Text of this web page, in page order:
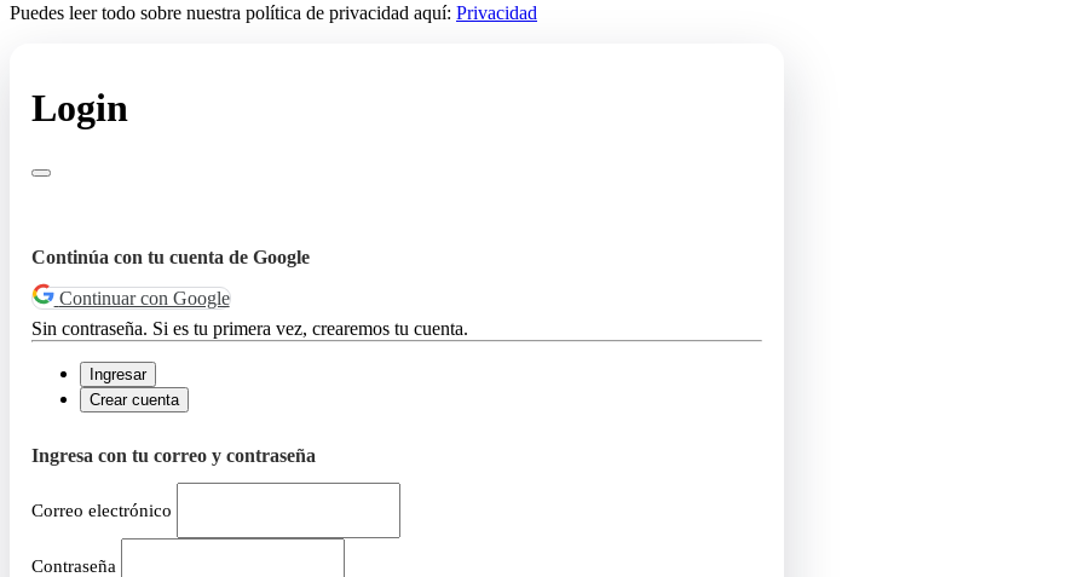
Puedes leer todo sobre nuestra política de privacidad aquí: Privacidad
Login
Continúa con tu cuenta de Google
Continuar con Google
Sin contraseña. Si es tu primera vez, crearemos tu cuenta.
Ingresar
Crear cuenta
Ingresa con tu correo y contraseña
Correo electrónico
Contraseña